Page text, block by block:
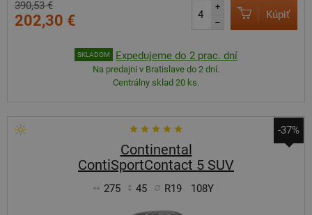
390,53 €
202,30 €
+
–
Kúpiť
SKLADOM Expedujeme do 2 prac. dní
Na predajni v Bratislave do 2 dní.
Centrálny sklad 20 ks.
-37%
Continental
ContiSportContact 5 SUV
275 45 R19 108Y